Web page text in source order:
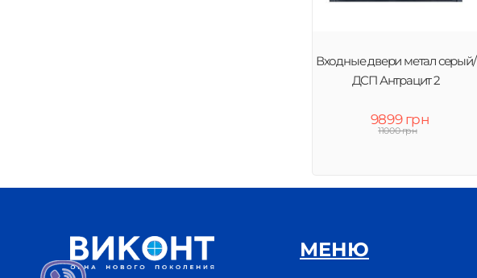
Входные двери метал серый/
ДСП Антрацит 2
9899 грн
11000 грн
МЕНЮ